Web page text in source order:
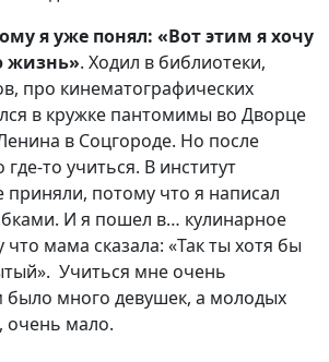
я уже понял: «Вот этим я хочу
жизнь». Ходил в библиотеки,
про кинематографических
в кружке пантомимы во Дворце
в Соцгороде. Но после
то учиться. В институт
приняли, потому что я написал
И я пошел в… кулинарное
мама сказала: «Так ты хотя бы
Учиться мне очень
много девушек, а молодых
очень мало.